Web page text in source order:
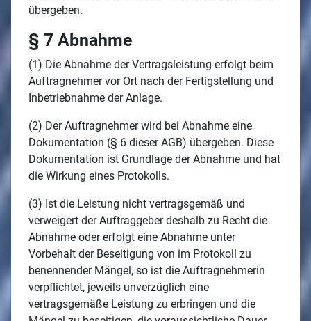
übergeben.
§ 7 Abnahme
(1) Die Abnahme der Vertragsleistung erfolgt beim
Auftragnehmer vor Ort nach der Fertigstellung und
Inbetriebnahme der Anlage.
(2) Der Auftragnehmer wird bei Abnahme eine
Dokumentation (§ 6 dieser AGB) übergeben. Diese
Dokumentation ist Grundlage der Abnahme und hat
die Wirkung eines Protokolls.
(3) Ist die Leistung nicht vertragsgemäß und
verweigert der Auftraggeber deshalb zu Recht die
Abnahme oder erfolgt eine Abnahme unter
Vorbehalt der Beseitigung von im Protokoll zu
benennender Mängel, so ist die Auftragnehmerin
verpflichtet, jeweils unverzüglich eine
vertragsgemäße Leistung zu erbringen und die